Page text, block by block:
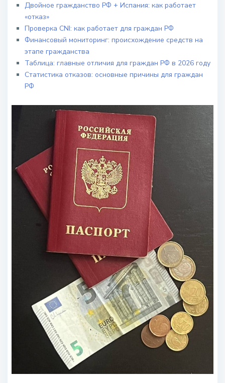
Двойное гражданство РФ + Испания: как работает
«отказ»
Проверка CNI: как работает для граждан РФ
Финансовый мониторинг: происхождение средств на
этапе гражданства
Таблица: главные отличия для граждан РФ в 2026 году
Статистика отказов: основные причины для граждан
РФ